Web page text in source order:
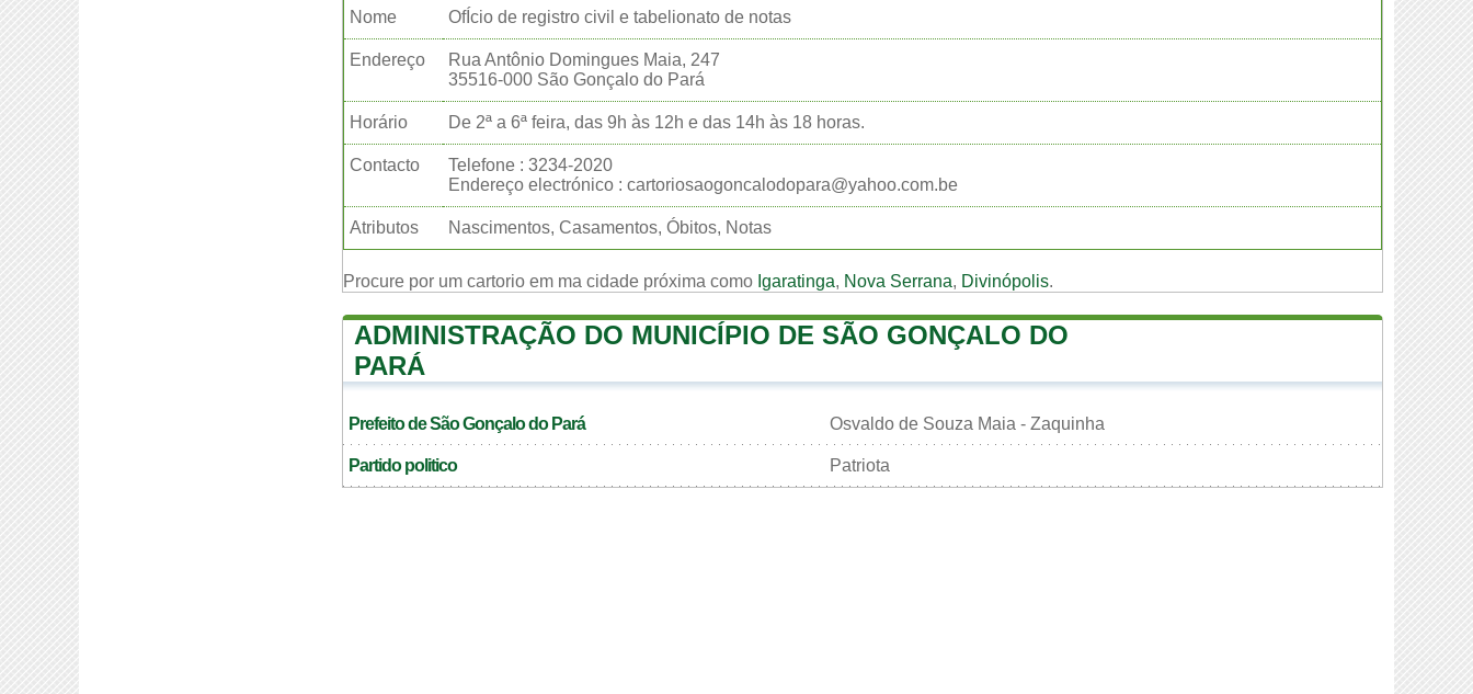
Nome OfÍcio de registro civil e tabelionato de notas
Endereço
Rua Antônio Domingues Maia, 247
35516-000 São Gonçalo do Pará
Horário De 2ª a 6ª feira, das 9h às 12h e das 14h às 18 horas.
Contacto
Telefone : 3234-2020
Endereço electrónico : cartoriosaogoncalodopara@yahoo.com.be
Atributos Nascimentos, Casamentos, Óbitos, Notas
Procure por um cartorio em ma cidade próxima como Igaratinga, Nova Serrana, Divinópolis.
ADMINISTRAÇÃO DO MUNICÍPIO DE SÃO GONÇALO DO
PARÁ
Prefeito de São Gonçalo do Pará Osvaldo de Souza Maia - Zaquinha
Partido politico Patriota